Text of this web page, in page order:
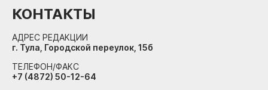
КОНТАКТЫ
АДРЕС РЕДАКЦИИ
г. Тула, Городской переулок, 15б
ТЕЛЕФОН/ФАКС
+7 (4872) 50-12-64